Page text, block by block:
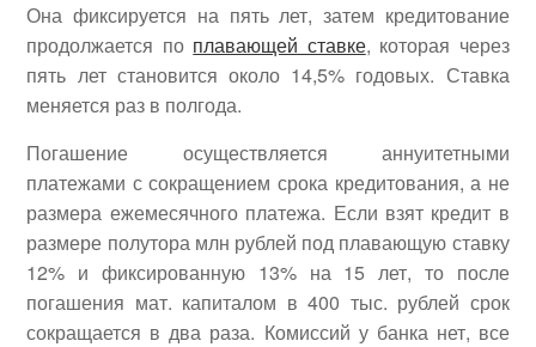
Она фиксируется на пять лет, затем кредитование
продолжается по плавающей ставке, которая через
пять лет становится около 14,5% годовых. Ставка
меняется раз в полгода.
Погашение осуществляется аннуитетными
платежами с сокращением срока кредитования, а не
размера ежемесячного платежа. Если взят кредит в
размере полутора млн рублей под плавающую ставку
12% и фиксированную 13% на 15 лет, то после
погашения мат. капиталом в 400 тыс. рублей срок
сокращается в два раза. Комиссий у банка нет, все